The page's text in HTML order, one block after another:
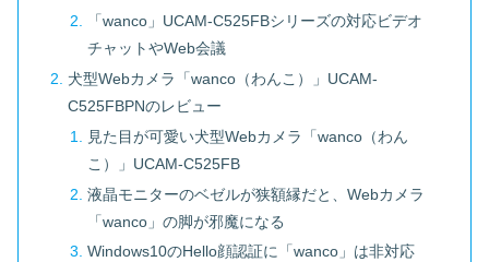
「wanco」UCAM-C525FBシリーズの対応ビデオ
チャットやWeb会議
犬型Webカメラ「wanco（わんこ）」UCAM-
C525FBPNのレビュー
見た目が可愛い犬型Webカメラ「wanco（わん
こ）」UCAM-C525FB
液晶モニターのベゼルが狭額縁だと、Webカメラ
「wanco」の脚が邪魔になる
Windows10のHello顔認証に「wanco」は非対応